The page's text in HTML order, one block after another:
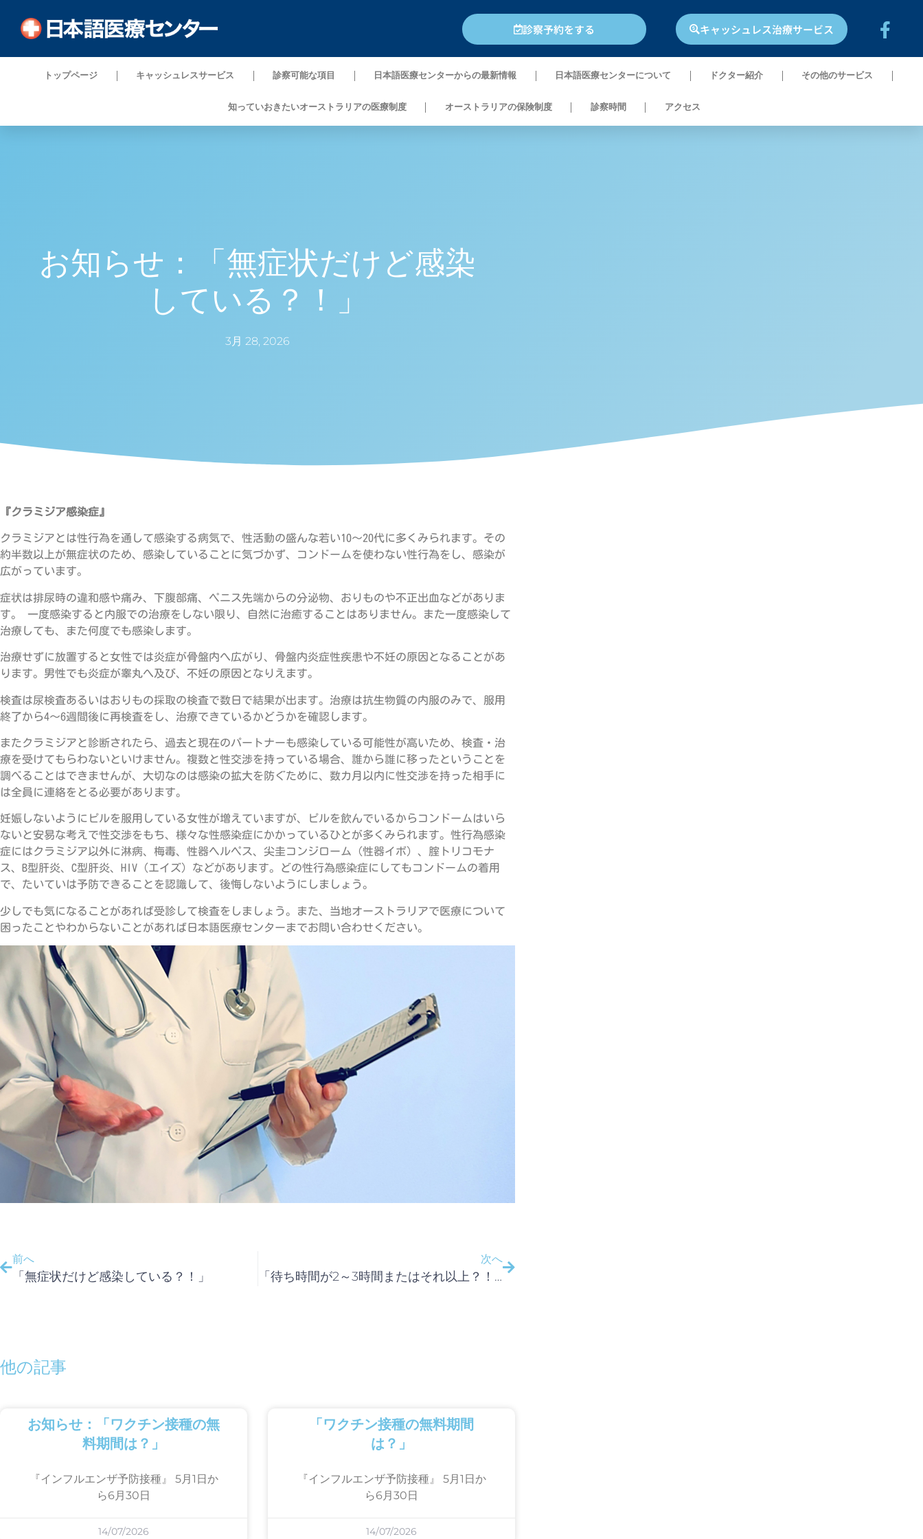
診察予約をする キャッシュレス治療サービス
トップページ キャッシュレスサービス 診察可能な項目 日本語医療センターからの最新情報 日本語医療センターについて ドクター紹介​ その他のサービス
知っていおきたいオーストラリアの医療制度 オーストラリアの保険制度 診察時間 アクセス
お知らせ：「無症状だけど感染
している？！」
3月 28, 2026
『クラミジア感染症』
クラミジアとは性行為を通して感染する病気で、性活動の盛んな若い10～20代に多くみられます。その
約半数以上が無症状のため、感染していることに気づかず、コンドームを使わない性行為をし、感染が
広がっています。
症状は排尿時の違和感や痛み、下腹部痛、ペニス先端からの分泌物、おりものや不正出血などがありま
す。 一度感染すると内服での治療をしない限り、自然に治癒することはありません。また一度感染して
治療しても、また何度でも感染します。
治療せずに放置すると女性では炎症が骨盤内へ広がり、骨盤内炎症性疾患や不妊の原因となることがあ
ります。男性でも炎症が睾丸へ及び、不妊の原因となりえます。
検査は尿検査あるいはおりもの採取の検査で数日で結果が出ます。治療は抗生物質の内服のみで、服用
終了から4〜6週間後に再検査をし、治療できているかどうかを確認します。
またクラミジアと診断されたら、過去と現在のパートナーも感染している可能性が高いため、検査・治
療を受けてもらわないといけません。複数と性交渉を持っている場合、誰から誰に移ったということを
調べることはできませんが、大切なのは感染の拡大を防ぐために、数カ月以内に性交渉を持った相手に
は全員に連絡をとる必要があります。
妊娠しないようにピルを服用している女性が増えていますが、ピルを飲んでいるからコンドームはいら
ないと安易な考えで性交渉をもち、様々な性感染症にかかっているひとが多くみられます。性行為感染
症にはクラミジア以外に淋病、梅毒、性器ヘルペス、尖圭コンジローム（性器イボ）、腟トリコモナ
ス、B型肝炎、C型肝炎、HIV（エイズ）などがあります。どの性行為感染症にしてもコンドームの着用
で、たいていは予防できることを認識して、後悔しないようにしましょう。
少しでも気になることがあれば受診して検査をしましょう。また、当地オーストラリアで医療について
困ったことやわからないことがあれば日本語医療センターまでお問い合わせください。
前へ
「無症状だけど感染している？！」
次へ
「待ち時間が2～3時間またはそれ以上？！」
他の記事
お知らせ：「ワクチン接種の無
料期間は？」
『インフルエンザ予防接種』 5月1日か
ら6月30日
14/07/2026
「ワクチン接種の無料期間
は？」
『インフルエンザ予防接種』 5月1日か
ら6月30日
14/07/2026